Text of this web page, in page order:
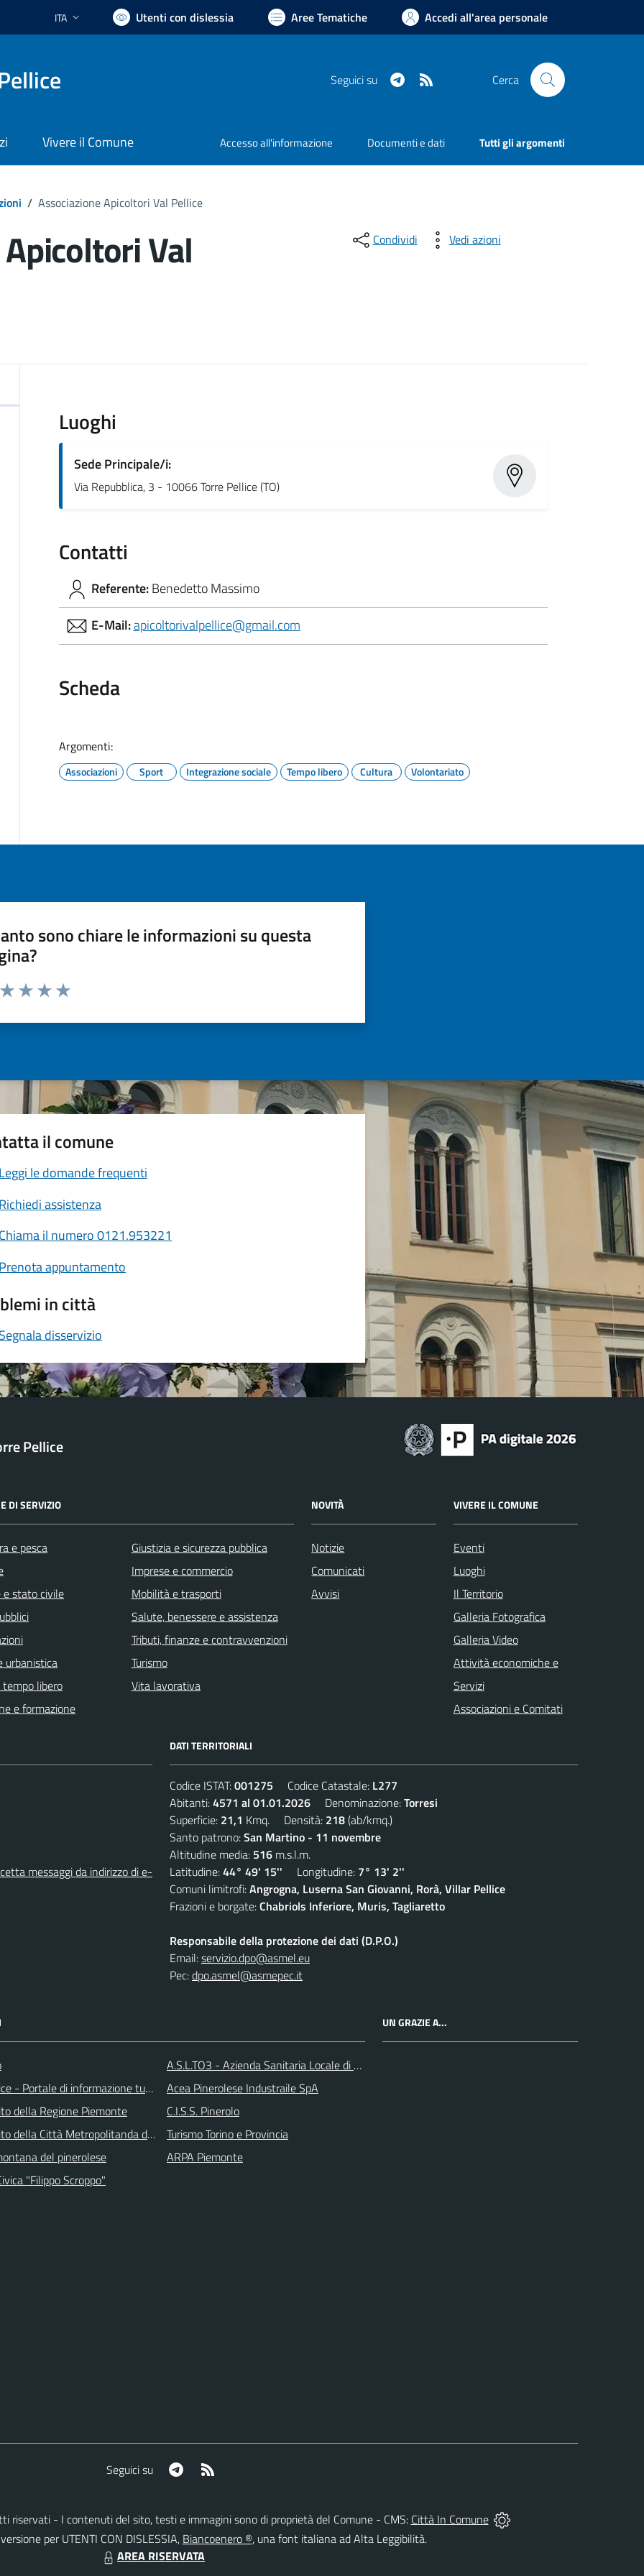
Lingua attiva:
ITA Utenti con dislessia Aree Tematiche Accedi all'area personale
Seguici su Telegram Cerca
Vivere il Comune Accesso all'informazione Documenti e dati Tutti gli argomenti
/ Associazione Apicoltori Val Pellice
Val
Condividi Vedi azioni
Luoghi
Sede Principale/i:
Via Repubblica, 3 - 10066 Torre Pellice (TO)
Contatti
Referente:Benedetto Massimo
E-Mail:apicoltorivalpellice@gmail.com
Scheda
Argomenti:
Associazioni Sport Integrazione sociale Tempo libero Cultura Volontariato
sono chiare le informazioni su questa
da 1 a 5 stelle la pagina
il comune
Leggi le domande frequenti
Richiedi assistenza
Chiama il numero 0121.953221
Prenota appuntamento
in città
Segnala disservizio
Pellice
DI SERVIZIO
e pesca
e stato civile
urbanistica
libero
e formazione
Giustizia e sicurezza pubblica
Imprese e commercio
Mobilità e trasporti
Salute, benessere e assistenza
Tributi, finanze e contravvenzioni
Turismo
Vita lavorativa
NOVITÀ
Notizie
Comunicati
Avvisi
VIVERE IL COMUNE
Eventi
Luoghi
Il Territorio
Galleria Fotografica
Galleria Video
Attività economiche e
Servizi
Associazioni e Comitati
messaggi da indirizzo di e-
DATI TERRITORIALI
Codice ISTAT:001275 Codice Catastale: L277
Abitanti:4571 al 01.01.2026 Denominazione:Torresi
Superficie: 21,1 Kmq. Densità: 218(ab/kmq.)
Santo patrono:San Martino - 11 novembre
Altitudine media: 516 m.s.l.m.
Latitudine:44° 49' 15'' Longitudine: 7° 13' 2''
Comuni limitrofi:Angrogna, Luserna San Giovanni, Rorà, Villar Pellice
Frazioni e borgate:Chabriols Inferiore, Muris, Tagliaretto
Responsabile della protezione dei dati (D.P.O.)
Email:servizio.dpo@asmel.eu
Pec:dpo.asmel@asmepec.it
- Portale di informazione turstica
della Regione Piemonte
della Città Metropolitanda di Torino
del pinerolese
"Filippo Scroppo"
A.S.L.TO3 - Azienda Sanitaria Locale di Collegno e Pinerolo
Acea Pinerolese Industraile SpA
C.I.S.S. Pinerolo
Turismo Torino e Provincia
ARPA Piemonte
UN GRAZIE A...
Seguici su Telegram
riservati - I contenuti del sito, testi e immagini sono di proprietà del Comune - CMS: Città In Comune
per UTENTI CON DISLESSIA, Biancoenero ®, una font italiana ad Alta Leggibilità.
AREA RISERVATA